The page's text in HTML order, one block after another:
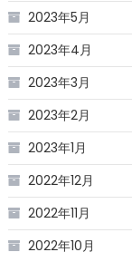
2023年5月
2023年4月
2023年3月
2023年2月
2023年1月
2022年12月
2022年11月
2022年10月